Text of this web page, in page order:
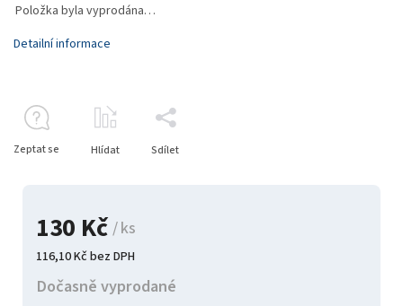
130 Kč / ks
116,10 Kč bez DPH
Dočasně vyprodané
Položka byla vyprodána…
Detailní informace
Zeptat se Hlídat Sdílet